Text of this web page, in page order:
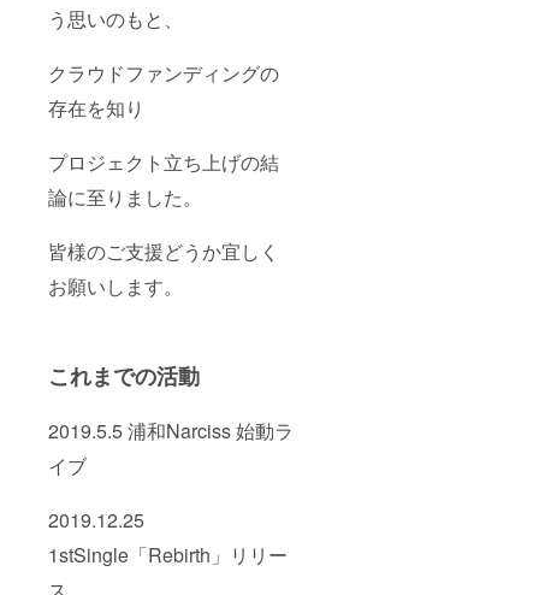
う思いのもと、
クラウドファンディングの
存在を知り
プロジェクト立ち上げの結
論に至りました。
皆様のご支援どうか宜しく
お願いします。
これまでの活動
2019.5.5 浦和Narciss 始動ラ
イブ
2019.12.25
1stSingle「Rebirth」リリー
ス